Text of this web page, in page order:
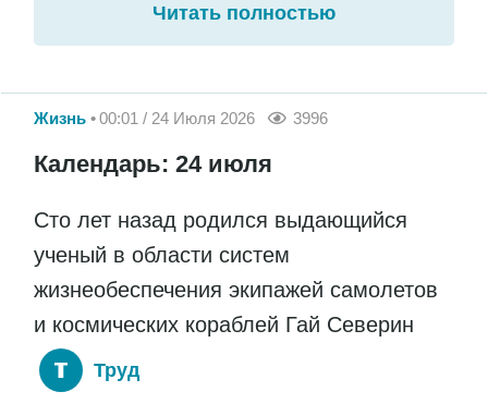
Читать полностью
Жизнь 00:01 / 24 Июля 2026 3996
Календарь: 24 июля
Сто лет назад родился выдающийся
ученый в области систем
жизнеобеспечения экипажей самолетов
и космических кораблей Гай Северин
Труд